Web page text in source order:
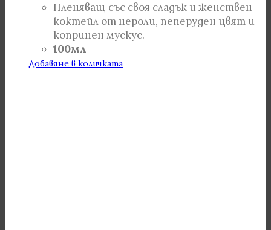
38.34 €
/
74.99 лв..
17.99 €
/
Пленяващ със своя сладък и женствен
коктейл от нероли, пеперуден цвят и
копринен мускус.
100мл
Добавяне в количката